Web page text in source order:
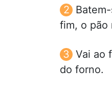
fim, o pão
Vai ao
do forno.